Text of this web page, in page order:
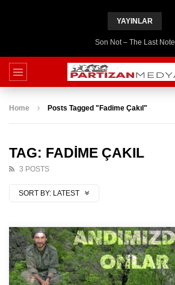
YAYINLAR
Son Not – The Last Note
Home Posts Tagged "Fadime Çakıl"
TAG: FADIME ÇAKIL
3 POSTS
SORT BY: LATEST